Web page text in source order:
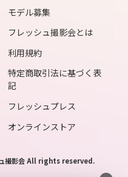
モデル募集
フレッシュ撮影会とは
利用規約
特定商取引法に基づく表
記
フレッシュプレス
オンラインストア
撮影会 All rights reserved.